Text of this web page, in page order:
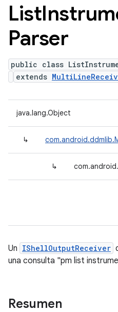
List
Parser
public class
extends
java.lang.Object
↳
↳
Un IShellOutputReceiver
una consulta "pm list
Resumen